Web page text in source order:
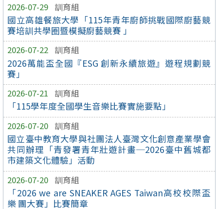
2026-07-29 訓育組
國立高雄餐旅大學「115年青年廚師挑戰國際廚藝競
賽培訓共學圈暨模擬廚藝競賽 」
2026-07-22 訓育組
2026萬能盃全國『ESG 創新永續旅遊』遊程規劃競
賽」
2026-07-21 訓育組
「115學年度全國學生音樂比賽實施要點」
2026-07-20 訓育組
國立臺中教育大學與社團法人臺灣文化創意產業學會
共同辦理「青發署青年壯遊計畫─2026臺中舊城都
市建築文化體驗」活動
2026-07-20 訓育組
「2026 we are SNEAKER AGES Taiwan高校校際盃
樂 團大賽」比賽簡章